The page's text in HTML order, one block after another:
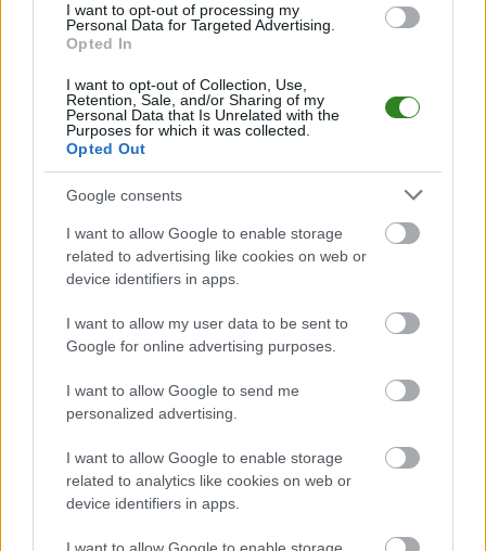
I want to opt-out of processing my
Personal Data for Targeted Advertising.
Opted In
I want to opt-out of Collection, Use,
Retention, Sale, and/or Sharing of my
Personal Data that Is Unrelated with the
Purposes for which it was collected.
Opted Out
Google consents
I want to allow Google to enable storage
related to advertising like cookies on web or
device identifiers in apps.
I want to allow my user data to be sent to
Google for online advertising purposes.
I want to allow Google to send me
personalized advertising.
I want to allow Google to enable storage
related to analytics like cookies on web or
device identifiers in apps.
2026-07-11 07:06
MŚ 2026: Hiszpania -
Belgia 2-1 [SKRÓT
MECZU]
⚠
Teraz komentarze są domyślnie ukryte, aby
poprawić komfort korzystania z serwisu. Kliknij
przycisk „Zobacz komentarze”, aby je wyświetlić i
NASTĘPNY ARTYKUŁ
2026-06-15 21:13